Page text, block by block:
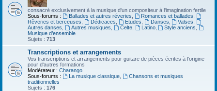
consacré exclusivement à la musique d'un compositeur à l'imagination fertile
Sous-forums :
Ballades et autres réveries Romances et ballades
Rêveries et berceuses
Dédicaces Etudes Danses Valses
Autres danses
Autres musiques Celte, Latino, Style anciens
Musique d’ensemble
Sujets : 713
Transcriptions et arrangements
Vos transcriptions et arrangements pour guitare de pièces écrites à l'origine
pour d'autres formations
Modérateur : Charango
Sous-forums :
La musique classique,
Chansons et musiques
traditionnelles
Sujets : 176